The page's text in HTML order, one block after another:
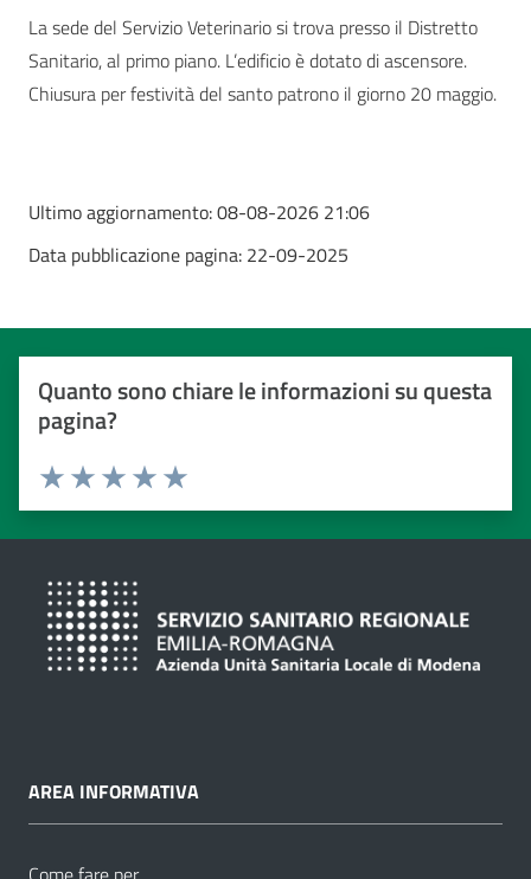
La sede del Servizio Veterinario si trova presso il Distretto
Sanitario, al primo piano. L’edificio è dotato di ascensore.
Chiusura per festività del santo patrono il giorno 20 maggio.
Ultimo aggiornamento:08-08-2026 21:06
Data pubblicazione pagina: 22-09-2025
Quanto sono chiare le informazioni su questa
pagina?
Valuta da 1 a 5 stelle
Valuta 5 stelle su 5
Valuta 4 stelle su 5
Valuta 3 stelle su 5
Valuta 2 stelle su 5
Valuta 1 stelle su 5
AREA INFORMATIVA